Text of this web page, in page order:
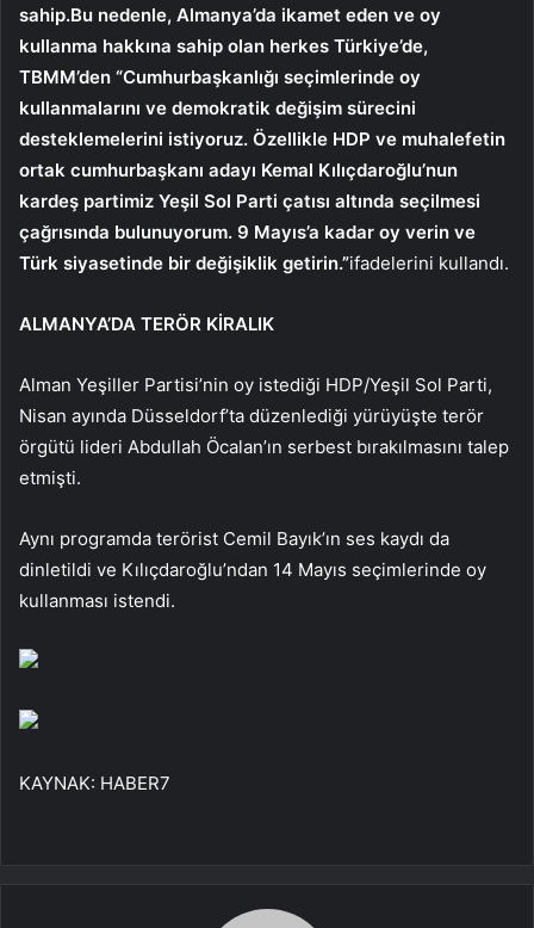
sahip.Bu nedenle, Almanya’da ikamet eden ve oy
kullanma hakkına sahip olan herkes Türkiye’de,
TBMM’den “Cumhurbaşkanlığı seçimlerinde oy
kullanmalarını ve demokratik değişim sürecini
desteklemelerini istiyoruz. Özellikle HDP ve muhalefetin
ortak cumhurbaşkanı adayı Kemal Kılıçdaroğlu’nun
kardeş partimiz Yeşil Sol Parti çatısı altında seçilmesi
çağrısında bulunuyorum. 9 Mayıs’a kadar oy verin ve
Türk siyasetinde bir değişiklik getirin.”ifadelerini kullandı.
ALMANYA’DA TERÖR KİRALIK
Alman Yeşiller Partisi’nin oy istediği HDP/Yeşil Sol Parti,
Nisan ayında Düsseldorf’ta düzenlediği yürüyüşte terör
örgütü lideri Abdullah Öcalan’ın serbest bırakılmasını talep
etmişti.
Aynı programda terörist Cemil Bayık’ın ses kaydı da
dinletildi ve Kılıçdaroğlu’ndan 14 Mayıs seçimlerinde oy
kullanması istendi.
KAYNAK: HABER7